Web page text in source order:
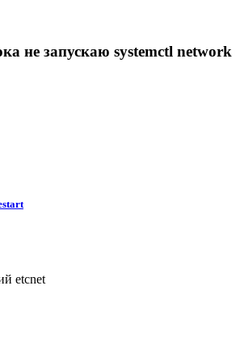
не запускаю systemctl
etcnet